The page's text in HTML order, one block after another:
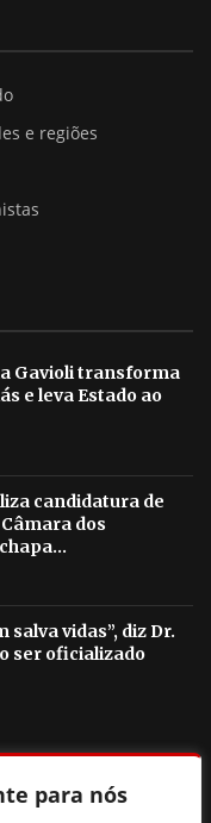
para nós
e regiões
Gavioli transforma
e leva Estado ao
candidatura de
dos
salva vidas”, diz Dr.
ser oficializado